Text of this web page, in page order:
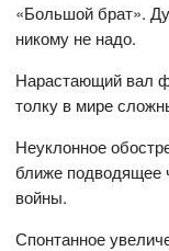
«Большой брат».
никому не надо.
Нарастающий вал
толку в мире
Неуклонное
ближе подводящее
войны.
Спонтанное